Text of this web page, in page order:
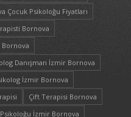
Çocuk Psikoloğu Fiyatları
Bornova
Bornova
Danışman İzmir Bornova
İzmir Bornova
Çift Terapisi Bornova
İzmir Bornova